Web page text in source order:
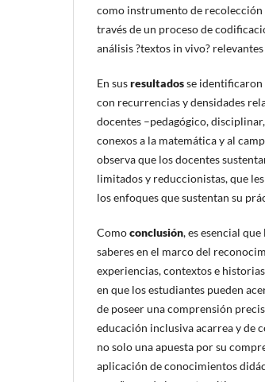
como instrumento de recolección
través de un proceso de
análisis ?textos in vivo?
En susresultadosse identificaron
con recurrencias y densidades
docentes –pedagógico,
conexos a la matemática y al
observa que los docentes
limitados y reduccionistas, que
los enfoques que sustentan su
Comoconclusión,es esencial
saberes en el marco del
experiencias, contextos e
en que los estudiantes pueden
de poseer una comprensión
educación inclusiva acarrea y de
no solo una apuesta por su
aplicación de conocimientos